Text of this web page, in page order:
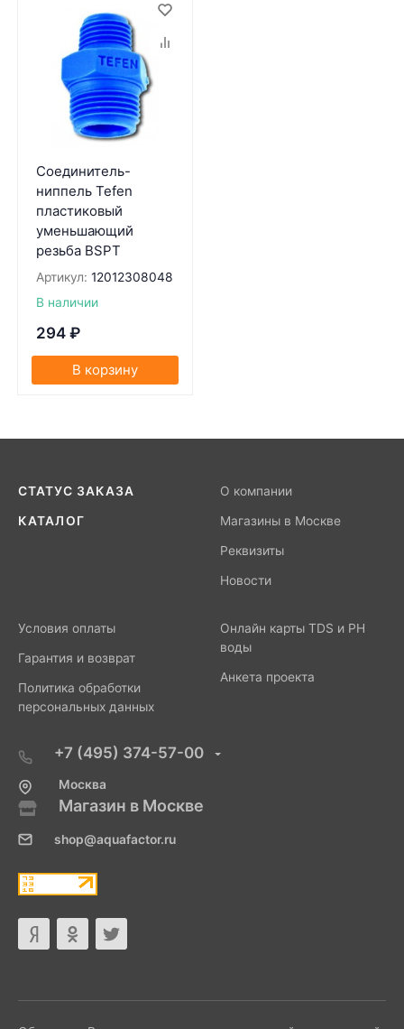
Соединитель-
ниппель Tefen
пластиковый
уменьшающий
резьба BSPT
Артикул: 12012308048
В наличии
294 ₽
В корзину
СТАТУС ЗАКАЗА
КАТАЛОГ
О компании
Магазины в Москве
Реквизиты
Новости
Условия оплаты
Гарантия и возврат
Политика обработки
персональных данных
Онлайн карты TDS и PH
воды
Анкета проекта
+7 (495) 374-57-00
Москва
Магазин в Москве
shop@aquafactor.ru